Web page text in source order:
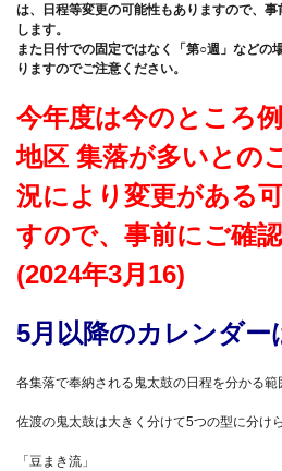
は、日程等変更の可能性もありますので、
します。
また日付での固定ではなく「第○週」などの
りますのでご注意ください。
今年度は今のところ
地区 集落が多いとの
況により変更がある
すので、事前にご確
(2024年3月16)
5月以降のカレンダー
各集落で奉納される鬼太鼓の日程を分かる範
佐渡の鬼太鼓は大きく分けて5つの型に分け
「豆まき流」